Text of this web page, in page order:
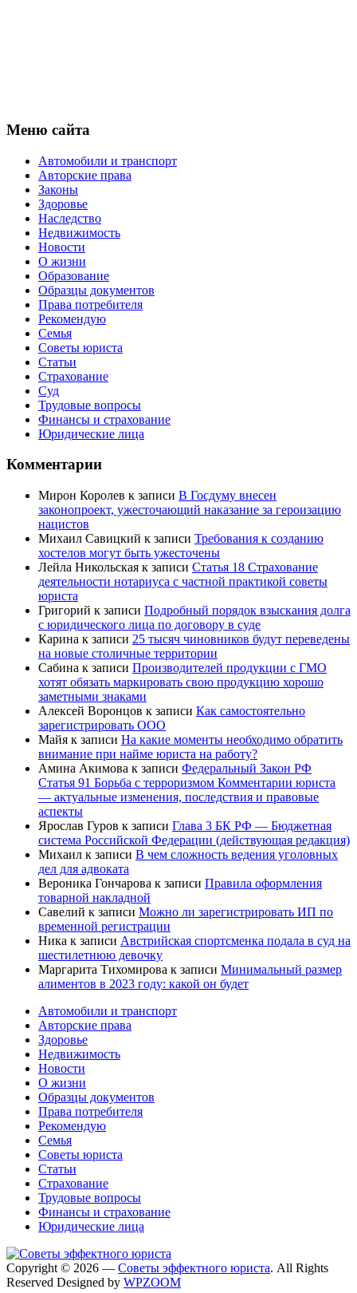
Меню сайта
Автомобили и транспорт
Авторские права
Законы
Здоровье
Наследство
Недвижимость
Новости
О жизни
Образование
Образцы документов
Права потребителя
Рекомендую
Семья
Советы юриста
Статьи
Страхование
Суд
Трудовые вопросы
Финансы и страхование
Юридические лица
Комментарии
Мирон Королев к записи В Госдуму внесен
законопроект, ужесточающий наказание за героизацию
нацистов
Михаил Савицкий к записи Требования к созданию
хостелов могут быть ужесточены
Лейла Никольская к записи Статья 18 Страхование
деятельности нотариуса с частной практикой советы
юриста
Григорий к записи Подробный порядок взыскания долга
с юридического лица по договору в суде
Карина к записи 25 тысяч чиновников будут переведены
на новые столичные территории
Сабина к записи Производителей продукции с ГМО
хотят обязать маркировать свою продукцию хорошо
заметными знаками
Алексей Воронцов к записи Как самостоятельно
зарегистрировать ООО
Майя к записи На какие моменты необходимо обратить
внимание при найме юриста на работу?
Амина Акимова к записи Федеральный Закон РФ
Статья 91 Борьба с терроризмом Комментарии юриста
— актуальные изменения, последствия и правовые
аспекты
Ярослав Гуров к записи Глава 3 БК РФ — Бюджетная
система Российской Федерации (действующая редакция)
Михаил к записи В чем сложность ведения уголовных
дел для адвоката
Вероника Гончарова к записи Правила оформления
товарной накладной
Савелий к записи Можно ли зарегистрировать ИП по
временной регистрации
Ника к записи Австрийская спортсменка подала в суд на
шестилетнюю девочку
Маргарита Тихомирова к записи Минимальный размер
алиментов в 2023 году: какой он будет
Автомобили и транспорт
Авторские права
Здоровье
Недвижимость
Новости
О жизни
Образцы документов
Права потребителя
Рекомендую
Семья
Советы юриста
Статьи
Страхование
Трудовые вопросы
Финансы и страхование
Юридические лица
Copyright © 2026 — Советы эффектного юриста. All Rights
Reserved Designed by WPZOOM